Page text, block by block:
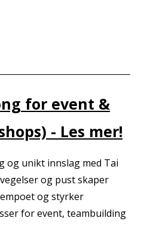
for event &
- Les mer!
og unikt innslag med Tai
og pust skaper
og styrker
for event, teambuilding